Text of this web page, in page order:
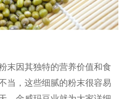
末因其独特的营养价值和食
当，这些细腻的粉末很容易